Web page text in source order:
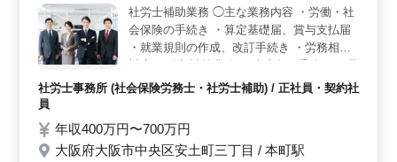
ており、家庭やプライベートを大切にしながら働ける職
場です。 ＜安定した収入と賞与制度＞ 年収は350
万円〜650万円と幅広く、経験やスキルに応じた給与が期
待できます。さらに、年2回の賞与支給があり、計2.5ヶ
月分の支給実績があるため、安定した収入を確保しやす
い点も魅力です。また、通勤手当も月額1万円まで支給さ
れ、車通勤も可能なため、交通費の負担を軽減しながら
働くことができます。長期的に安心して働ける待遇が整
った職場です。 ＜経験を活かしながら成長できる環
社労士補助業務 ◯主な業務内容 ・労働・社
会保険の手続き ・算定基礎届、賞与支払届
・就業規則の作成、改訂手続き ・労務相談
話、メール、来客の対応 ＊年間休日123日
ともに盛り上げていける方を募集します！
年代にかかわらず、スキルや経験が十分にあ
社労士事務所 (社会保険労務士・社労士補助) / 正社員・契約社
員
年収400万円〜700万円
大阪府大阪市中央区安土町三丁目 / 本町駅